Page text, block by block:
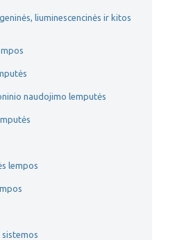
liuminescencinės ir kitos
naudojimo lemputės
lempos